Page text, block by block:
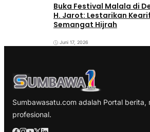
Buka Festival Malala di
H. Jarot: Lestarikan
Semangat Hijrah
Juni 17, 2026
Sumbawasatu.com adalah Portal berita,
profesional.